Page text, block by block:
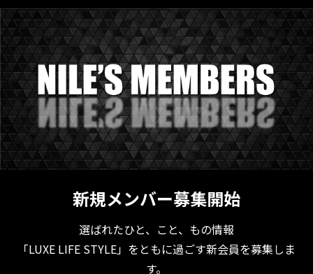
新規メンバー募集開始
選ばれたひと、こと、もの情報
「LUXE LIFE STYLE」をともに過ごす新会員を募集しま
す。